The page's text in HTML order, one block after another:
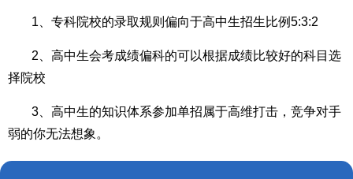
1、专科院校的录取规则偏向于高中生招生比例5:3:2
2、高中生会考成绩偏科的可以根据成绩比较好的科目选
择院校
3、高中生的知识体系参加单招属于高维打击，竞争对手
弱的你无法想象。